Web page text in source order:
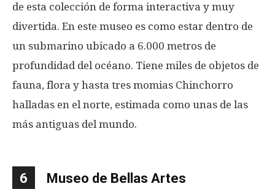
de esta colección de forma interactiva y muy
divertida. En este museo es como estar dentro de
un submarino ubicado a 6.000 metros de
profundidad del océano. Tiene miles de objetos de
fauna, flora y hasta tres momias Chinchorro
halladas en el norte, estimada como unas de las
más antiguas del mundo.
6 Museo de Bellas Artes